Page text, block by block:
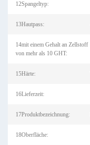
12Spangeltyp:
13Hautpass:
14mit einem Gehalt an Zellstoff
von mehr als 10 GHT:
15Härte:
16Lieferzeit:
17Produktbezeichnung:
18Oberfläche: